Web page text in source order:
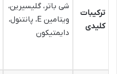
ترکیبات
کلیدی
شی باتر، گلیسیرین،
ویتامین E، پانتنول،
دایمتیکون